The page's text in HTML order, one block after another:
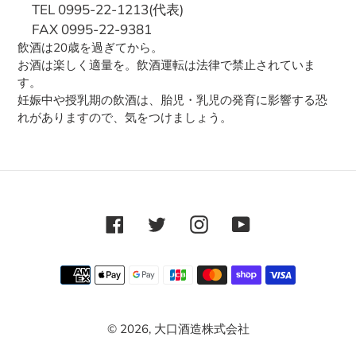
TEL 0995-22-1213(代表)
FAX 0995-22-9381
飲酒は20歳を過ぎてから。
お酒は楽しく適量を。飲酒運転は法律で禁止されていま
す。
妊娠中や授乳期の飲酒は、胎児・乳児の発育に影響する恐
れがありますので、気をつけましょう。
FacebookTwitterInstagramYouTube
決
法
© 2026, 大口酒造株式会社